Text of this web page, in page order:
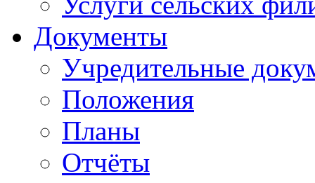
Документы
Учредительные
Положения
Планы
Отчёты